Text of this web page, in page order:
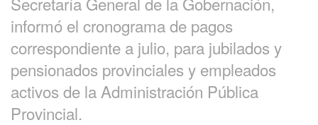
informó el cronograma de pagos
correspondiente a julio, para jubilados y
pensionados provinciales y empleados
activos de la Administración Pública
Provincial.